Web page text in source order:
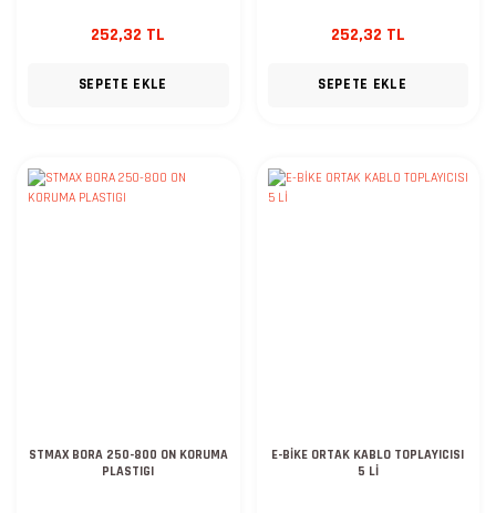
252,32 TL
SEPETE EKLE
252,32 TL
SEPETE EKLE
STMAX BORA 250-800 ON KORUMA
PLASTIGI
E-BİKE ORTAK KABLO TOPLAYICISI
5 Lİ